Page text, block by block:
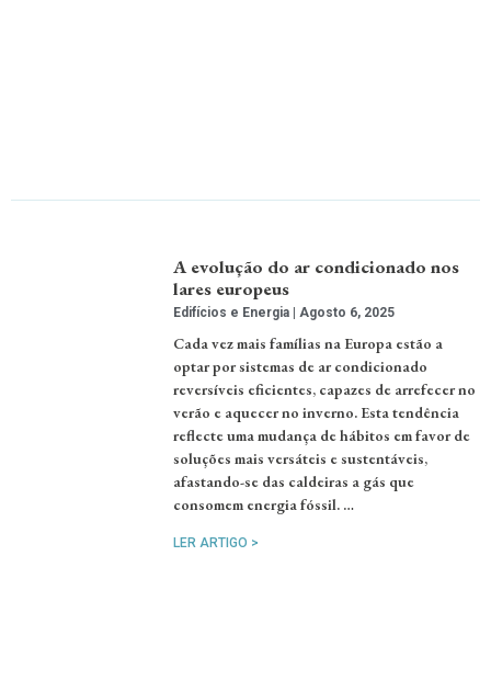
A evolução do ar condicionado nos
lares europeus
Edifícios e Energia Agosto 6, 2025
Cada vez mais famílias na Europa estão a
optar por sistemas de ar condicionado
reversíveis eficientes, capazes de arrefecer no
verão e aquecer no inverno. Esta tendência
reflecte uma mudança de hábitos em favor de
soluções mais versáteis e sustentáveis,
afastando-se das caldeiras a gás que
consomem energia fóssil. …
LER ARTIGO >